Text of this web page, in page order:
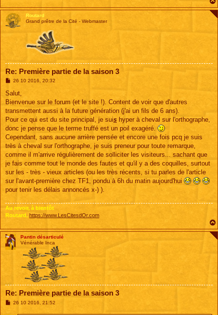
Routard
Grand prêtre de la Cité - Webmaster
Re: Première partie de la saison 3
M
s
a
g
26 10 2016, 20:32
Salut,
Bienvenue sur le forum (et le site !). Content de voir que d'autres
transmettent aussi à la future génération (j'ai un fils de 6 ans).
Pour ce qui est du site principal, je suis hyper à cheval sur l'orthographe,
donc je pense que le terme truffé est un poil exagéré.
Cependant, sans aucune arrière pensée et encore une fois pcq je suis
très à cheval sur l'orthographe, je suis preneur pour toute remarque,
comme il m'arrive régulièrement de solliciter les visiteurs... sachant que
je fais comme tout le monde des fautes et qu'il y a des coquilles, surtout
sur les - très - vieux articles (ou les très récents, si tu parles de l'article
sur l'avant-première chez TF1, pondu à 6h du matin aujourd'hui
pour tenir les délais annoncés x-) ).
Au revoir, à bientôt
Routard, https://www.LesCitesdOr.com
Pantin désarticulé
Vénérable Inca
Re: Première partie de la saison 3
M26 10 2016, 21:52